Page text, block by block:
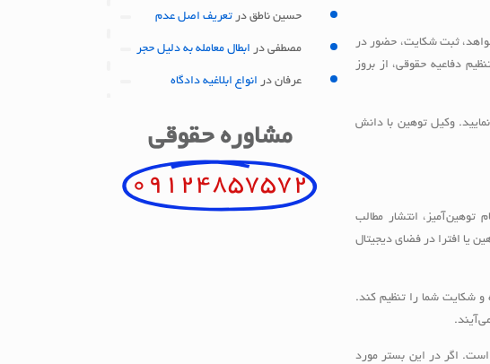
ثبت شکایت، حضور در
دفاعیه حقوقی، از بروز
وکیل توهین با دانش
انتشار مطالب
یا افترا در فضای دیجیتال
و شکایت شما را تنظیم کند.
است. اگر در این بستر مورد
حسین ناطقدر تعریف اصل عدم
مصطفیدر ابطال معامله به دلیل حجر
عرفاندر انواع ابلاغیه دادگاه
مشاوره حقوقی
09124857572